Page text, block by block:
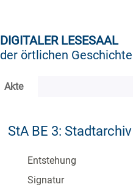
DIGITALER LESESAAL
der örtlichen Geschichte
Akte
StA BE 3:
Entstehung
Signatur